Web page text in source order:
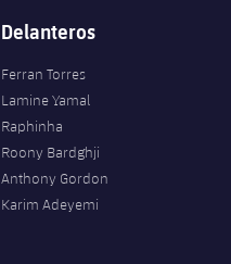
Delanteros
Ferran Torres
Lamine Yamal
Raphinha
Roony Bardghji
Anthony Gordon
Karim Adeyemi